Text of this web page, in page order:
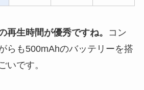
再生時間が優秀ですね。
コン
らも500mAhのバッテリーを搭
いです。